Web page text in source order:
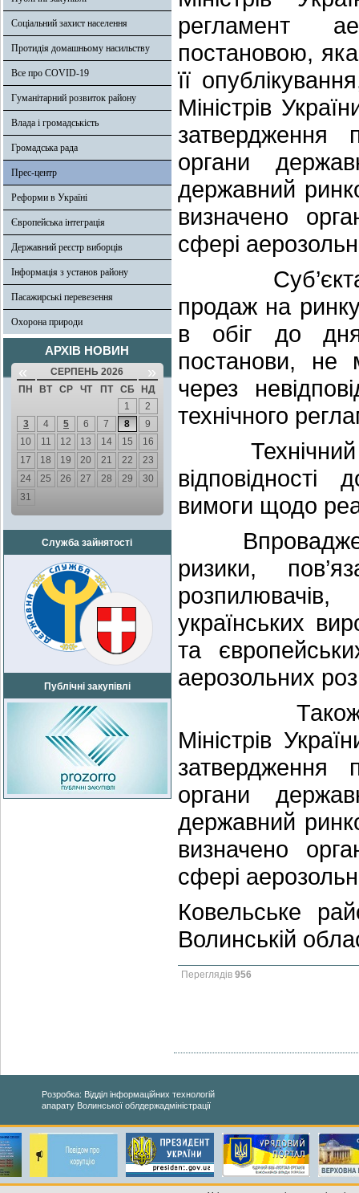
Соціальний захист населення
Протидія домашньому насильству
Все про COVID-19
Гуманітарний розвиток району
Влада і громадськість
Громадська рада
Прес-центр
Реформи в Україні
Європейська інтеграція
Державний реєстр виборців
Інформація з установ району
Пасажирські перевезення
Охорона природи
АРХІВ НОВИН
« СЕРПЕНЬ 2026 »
ПН ВТ СР ЧТ ПТ СБ
НД
1
2
3
4 5 6 7 8
9
10
11 12 13 14 15
16
17
18 19 20 21 22
23
24
25 26 27 28 29
30
31
Служба зайнятості
Публічні закупівлі
регламент
постановою,
її
Міністрів
затвердження
органи
державний
визначено
сфері
Суб’єктам
продаж на
в обіг до дня
постанови, не
через
технічного
Технічний
відповідності
вимоги щодо
ризики,
українських
та
аерозольних
Також
Міністрів
затвердження
органи
державний
визначено
сфері
Ковельське
Волинській
Переглядів 956
Розробка: Відділ інформаційних технологій
апарату Волинської облдержадміністрації